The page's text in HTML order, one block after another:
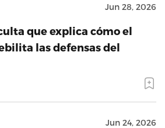
Jun 28, 2026
que explica cómo el
las defensas del
Jun 24, 2026